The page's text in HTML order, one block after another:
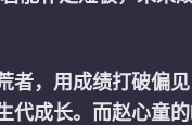
者，用成绩打破偏
代成长。而赵心童